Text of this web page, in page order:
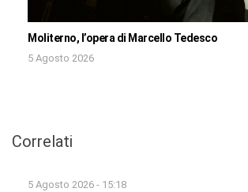
Moliterno, l’opera di Marcello Tedesco
5 Agosto 2026
Correlati
5 Agosto 2026 - 15:18